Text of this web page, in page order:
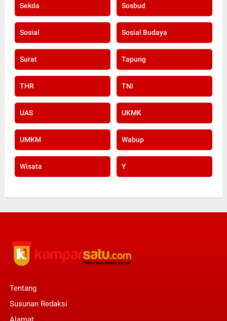
Sekda Sosbud
Sosial Sosial Budaya
Surat Tapung
THR TNI
UAS UKMK
UMKM Wabup
Wisata Y
Tentang
Susunan Redaksi